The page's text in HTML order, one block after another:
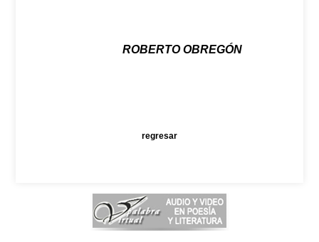
ROBERTO OBREGÓN
regresar